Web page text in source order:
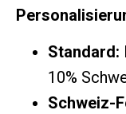
Standard:
10%
Schweiz-